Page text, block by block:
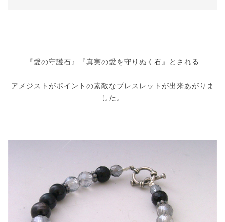
『愛の守護石』『真実の愛を守りぬく石』とされる
アメジストがポイントの素敵なブレスレットが出来あがりま
した。